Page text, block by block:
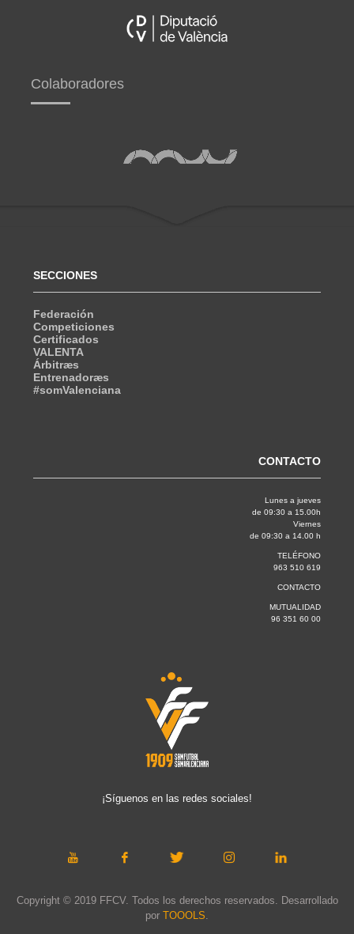
Colaboradores
SECCIONES
Federación
Competiciones
Certificados
VALENTA
Árbitræs
Entrenadoræs
#somValenciana
CONTACTO
Lunes a jueves
de 09:30 a 15.00h
Viernes
de 09:30 a 14.00 h
TELÉFONO
963 510 619
CONTACTO
MUTUALIDAD
96 351 60 00
¡Síguenos en las redes sociales!
Copyright © 2019 FFCV. Todos los derechos reservados. Desarrollado
por TOOOLS